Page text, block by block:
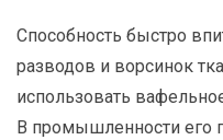
Способность быстро
разводов и ворсинок
использовать
В промышленности его